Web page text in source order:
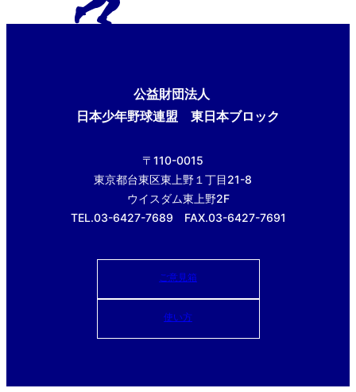
公益財団法人
日本少年野球連盟 東日本ブロック
〒110-0015
東京都台東区東上野１丁目21-8
ウイスダム東上野2F
TEL.03-6427-7689 FAX.03-6427-7691
ご意見箱
使い方